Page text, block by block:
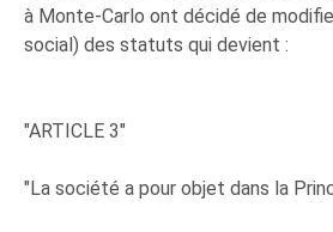
à Monte-Carlo ont décidé de
social) des statuts qui devient :
"ARTICLE 3"
"La société a pour objet dans la